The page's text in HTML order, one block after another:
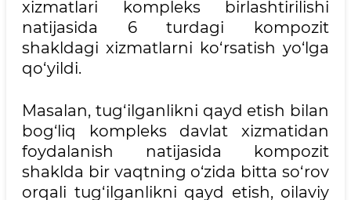
xizmatlari kompleks birlashtirilishi
natijasida 6 turdagi kompozit
shakldagi xizmatlarni ko‘rsatish yo‘lga
qo‘yildi.
Masalan, tug‘ilganlikni qayd etish bilan
bog‘liq kompleks davlat xizmatidan
foydalanish natijasida kompozit
shaklda bir vaqtning o‘zida bitta so‘rov
orqali tug‘ilganlikni qayd etish, oilaviy